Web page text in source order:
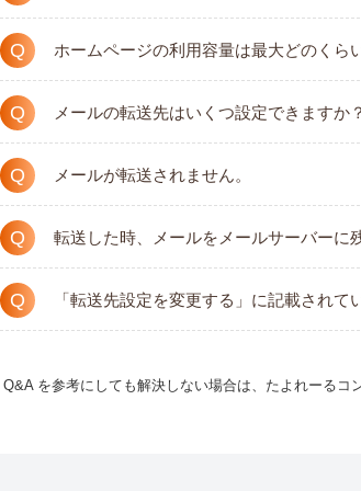
Q ホームページの利用容量は最大どのくら
Q メールの転送先はいくつ設定できますか？
Q メールが転送されません。
Q 転送した時、メールをメールサーバーに
Q 「転送先設定を変更する」に記載されて
Q&A を参考にしても解決しない場合は、たよれーるコ